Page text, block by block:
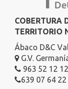
COBERTURA
TERRITORIO
Ábaco D&C
G.V.
963 52 12 12
639 07 64 22